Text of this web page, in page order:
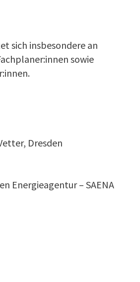
sich insbesondere an
sowie
Dresden
Energieagentur – SAENA